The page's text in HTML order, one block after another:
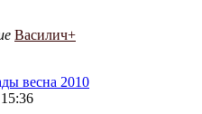
Василич+
весна 2010